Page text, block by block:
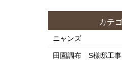
カテ
ニャンズ
田園調布 S様邸工事